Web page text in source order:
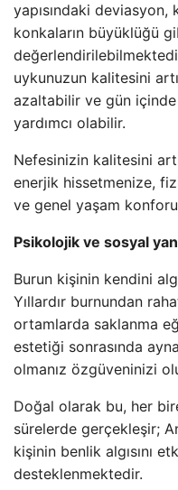
yapısındaki
konkaların büyüklüğü
uykunuzun kalitesini
azaltabilir ve gün
yardımcı olabilir.
Nefesinizin kalitesini
enerjik hissetmenize,
ve genel yaşam
Psikolojik ve sosyal
Burun kişinin kendini
Yıllardır burnundan
ortamlarda saklanma
estetiği sonrasında
olmanız özgüveninizi
Doğal olarak bu, her
sürelerde gerçekleşir;
kişinin benlik algısını
desteklenmektedir.